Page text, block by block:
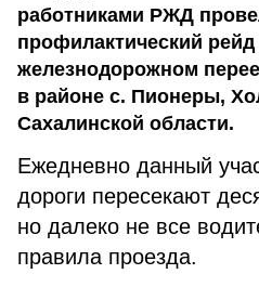
работниками РЖД
профилактический рейд
железнодорожном
в районе с. Пионеры,
Сахалинской области.
Ежедневно данный
дороги пересекают
но далеко не все
правила проезда.